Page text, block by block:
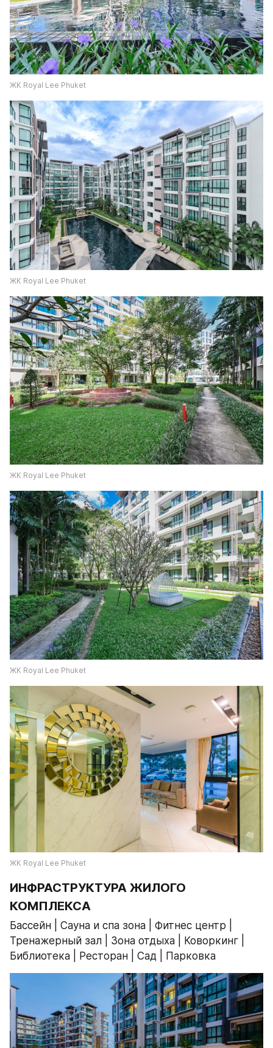
ЖК Royal Lee Phuket
ЖК Royal Lee Phuket
ЖК Royal Lee Phuket
ЖК Royal Lee Phuket
ЖК Royal Lee Phuket
ИНФРАСТРУКТУРА ЖИЛОГО
КОМПЛЕКСА
Бассейн | Сауна и спа зона | Фитнес центр |
Тренажерный зал | Зона отдыха | Коворкинг |
Библиотека | Ресторан | Сад | Парковка